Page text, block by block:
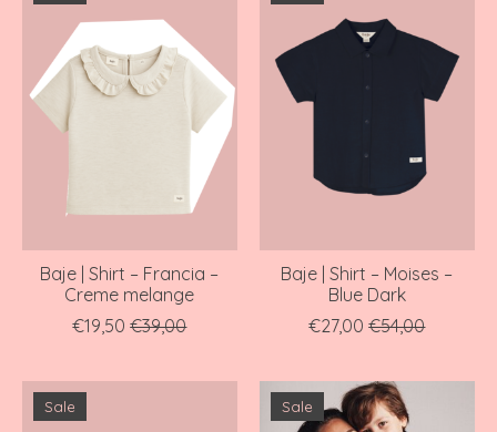
Baje | Shirt – Francia –
Creme melange
€19,50 €39,00
Baje | Shirt – Moises –
Blue Dark
€27,00 €54,00
Sale Sale